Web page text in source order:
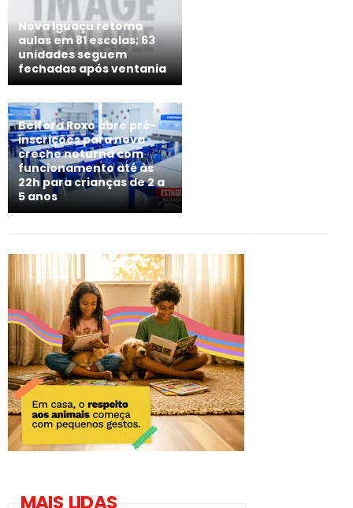
Nova Iguaçu retoma
aulas em 81 escolas; 63
unidades seguem
fechadas após ventania
Belford Roxo abre pré-
inscrições para nova
creche noturna com
funcionamento até às
22h para crianças de 2 a
5 anos
MAIS LIDAS